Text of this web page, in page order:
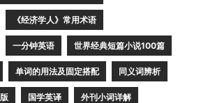
《经济学人》常用术语
一分钟英语 世界经典短篇小说100篇
单词的用法及固定搭配 同义词辨析
国学英译 外刊小词详解